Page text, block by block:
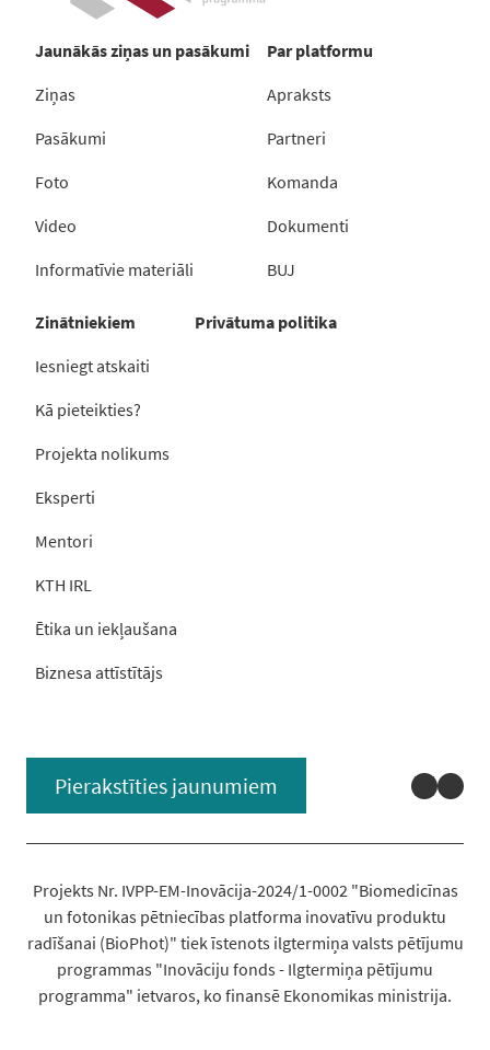
Jaunākās ziņas un pasākumi
Ziņas
Pasākumi
Foto
Video
Informatīvie materiāli
Par platformu
Apraksts
Partneri
Komanda
Dokumenti
BUJ
Zinātniekiem
Iesniegt atskaiti
Kā pieteikties?
Projekta nolikums
Eksperti
Mentori
KTH IRL
Ētika un iekļaušana
Biznesa attīstītājs
Privātuma politika
Pierakstīties jaunumiem
Projekts Nr. IVPP-EM-Inovācija-2024/1-0002 "Biomedicīnas
un fotonikas pētniecības platforma inovatīvu produktu
radīšanai (BioPhot)" tiek īstenots ilgtermiņa valsts pētījumu
programmas "Inovāciju fonds - Ilgtermiņa pētījumu
programma" ietvaros, ko finansē Ekonomikas ministrija.